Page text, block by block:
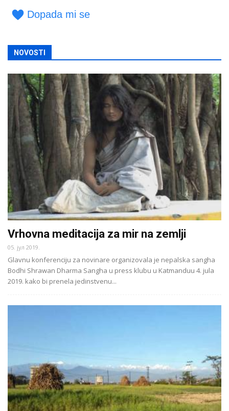
Dopada mi se
NOVOSTI
Vrhovna meditacija za mir na zemlji
05. јул 2019.
Glavnu konferenciju za novinare organizovala je nepalska sangha
Bodhi Shrawan Dharma Sangha u press klubu u Katmanduu 4. jula
2019. kako bi prenela jedinstvenu...